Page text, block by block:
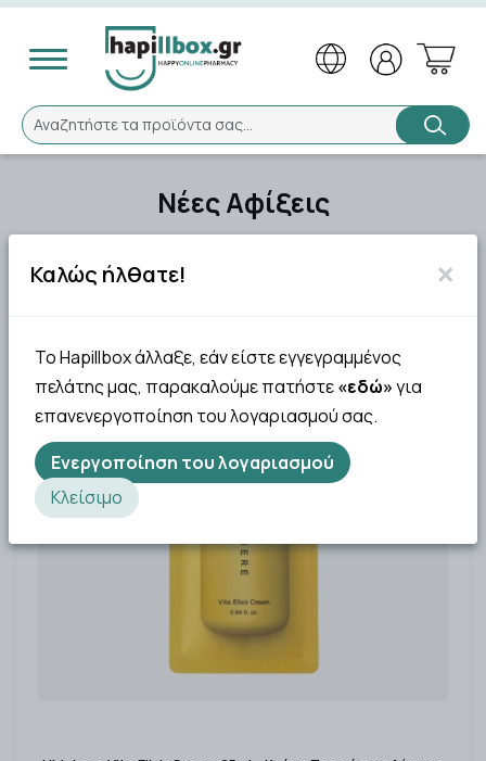
Αναζητήστε τα προϊόντα σας...
Αναζήτηση
Νέες Αφίξεις
Καλώς ήλθατε! ×
Το Hapillbox άλλαξε, εάν είστε εγγεγραμμένος
πελάτης μας, παρακαλούμε πατήστε«εδώ»για
επανενεργοποίηση του λογαριασμού σας.
Ενεργοποίηση του λογαριασμού
Κλείσιμο